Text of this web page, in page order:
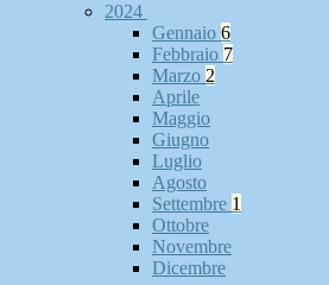
2024
Gennaio 6
Febbraio 7
Marzo 2
Aprile
Maggio
Giugno
Luglio
Agosto
Settembre 1
Ottobre
Novembre
Dicembre